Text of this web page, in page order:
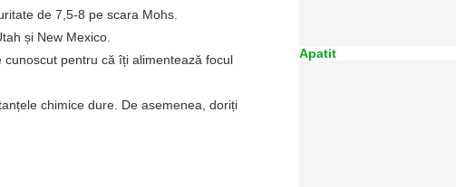
de 7,5-8 pe scara Mohs.
și New Mexico.
pentru că îți alimentează focul
chimice dure. De asemenea, doriți
Apatit